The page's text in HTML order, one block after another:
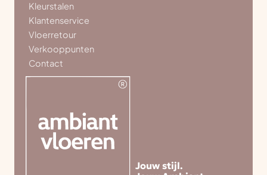
Kleurstalen
Klantenservice
Vloerretour
Verkooppunten
Contact
Jouw stijl.